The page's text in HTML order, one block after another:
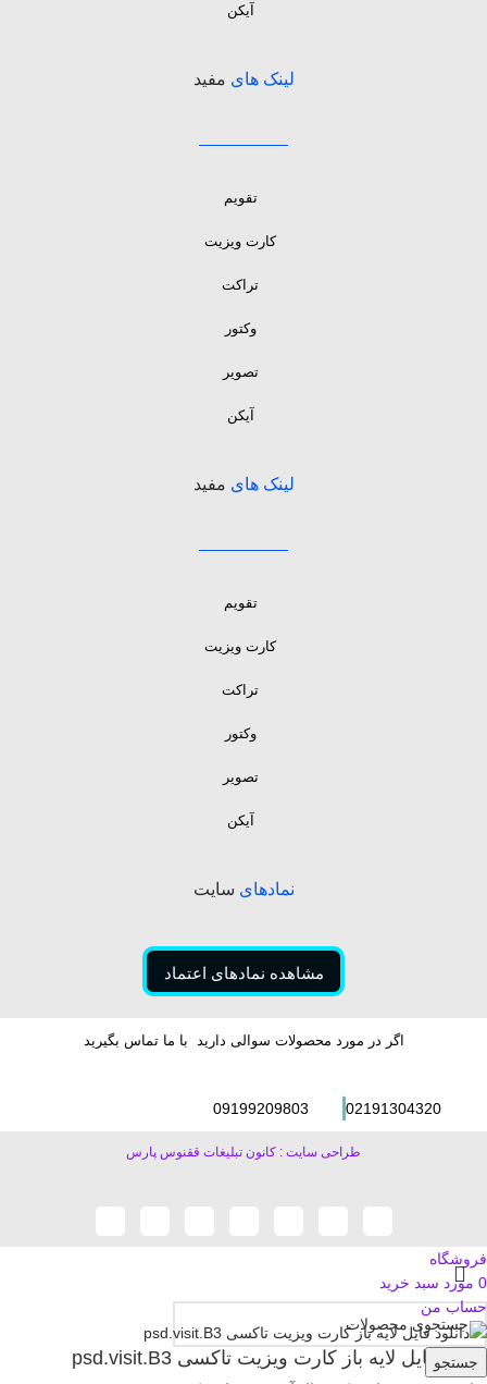
آیکن
لینک های مفید
تقویم
کارت ویزیت
تراکت
وکتور
تصویر
آیکن
لینک های مفید
تقویم
کارت ویزیت
تراکت
وکتور
تصویر
آیکن
نمادهای سایت
مشاهده نمادهای اعتماد
اگر در مورد محصولات سوالی دارید با ما تماس بگیرید
02191304320
09199209803
طراحی سایت : کانون تبلیغات ققنوس پارس
جستجو
فروشگاه
0 مورد سبد خرید
حساب من
دانلود فایل لایه باز کارت ویزیت تاکسی psd.visit.B3